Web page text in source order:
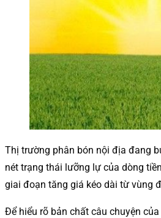
Thị trường phân bón nội địa đang
nét trạng thái lưỡng lự của dòng
giai đoạn tăng giá kéo dài từ vùng
Để hiểu rõ bản chất câu chuyện